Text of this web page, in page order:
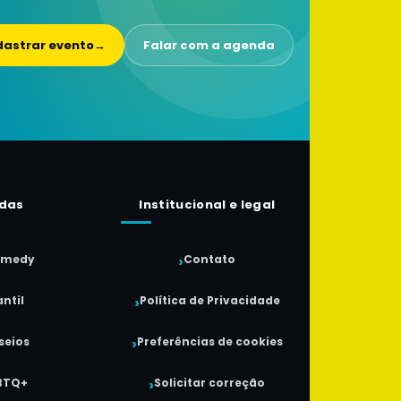
evento→ Falar com a agenda
Institucional e legal
Contato
Política de Privacidade
Preferências de cookies
Solicitar correção